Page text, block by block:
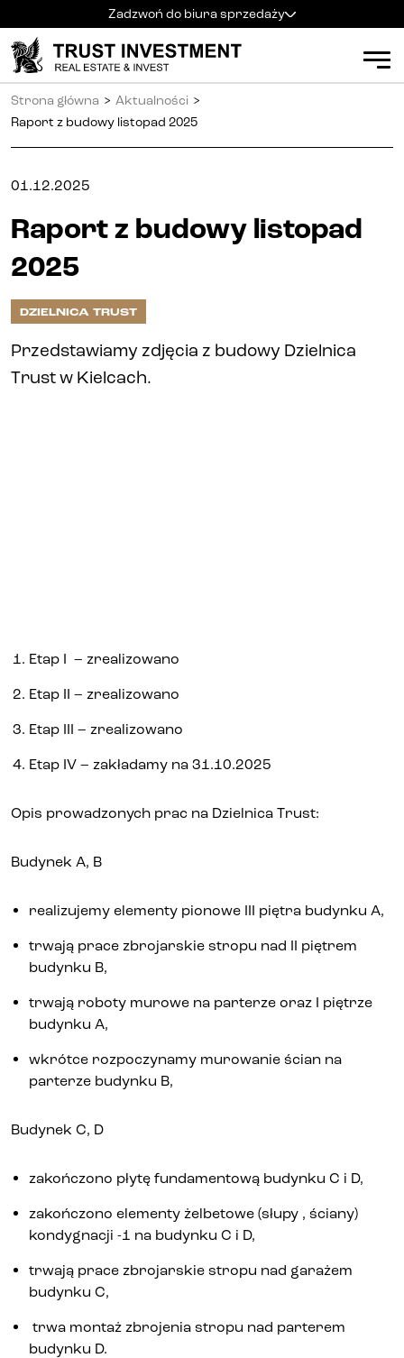
Zadzwoń do biura sprzedaży
Kielce +48 600 900 500
Biuro sprzedaży
sb:9:00 - 14:00
Katowice +48 600 700 713
Częstochowa
Mieszkania
Katowice
Udogodnienia
Kariera
Strona główna > Aktualności >
Raport z budowy listopad 2025
01.12.2025
Raport z budowy listopad
2025
DZIELNICA TRUST
Przedstawiamy zdjęcia z budowy Dzielnica
Trust w Kielcach.
Etap I – zrealizowano
Etap II – zrealizowano
Etap III – zrealizowano
Etap IV – zakładamy na 31.10.2025
Opis prowadzonych prac na Dzielnica Trust:
Budynek A, B
realizujemy elementy pionowe III piętra budynku A,
trwają prace zbrojarskie stropu nad II piętrem
budynku B,
trwają roboty murowe na parterze oraz I piętrze
budynku A,
wkrótce rozpoczynamy murowanie ścian na
parterze budynku B,
Budynek C, D
zakończono płytę fundamentową budynku C i D,
zakończono elementy żelbetowe (słupy , ściany)
kondygnacji -1 na budynku C i D,
trwają prace zbrojarskie stropu nad garażem
budynku C,
trwa montaż zbrojenia stropu nad parterem
budynku D.